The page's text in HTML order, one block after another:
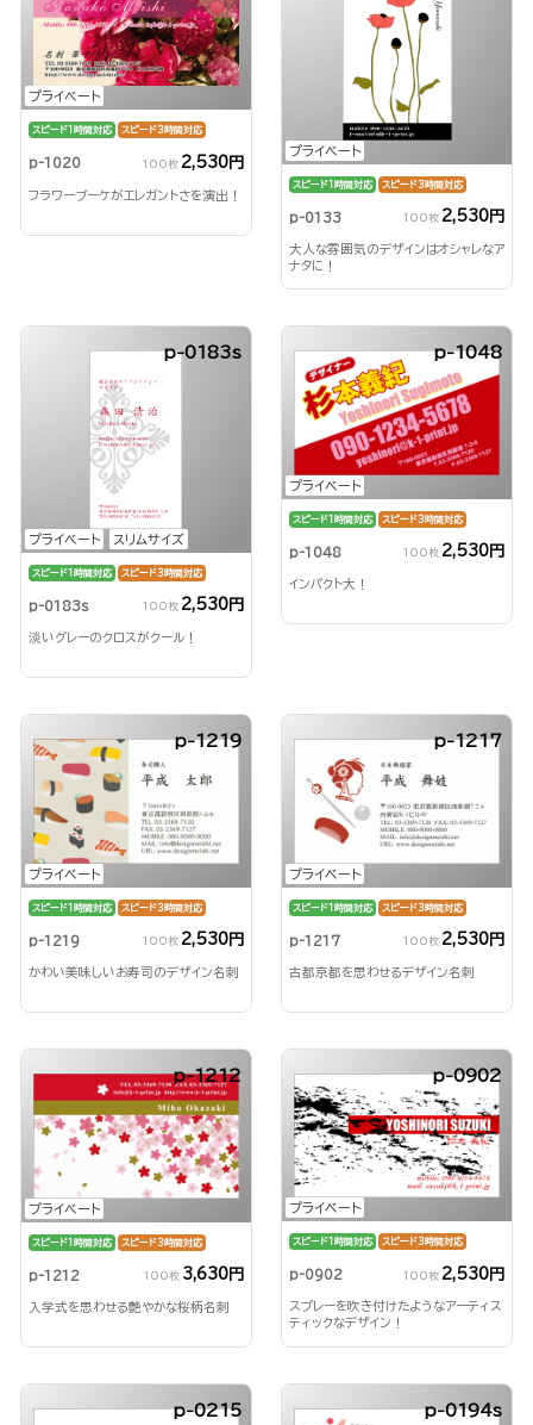
プライベート
スピード1時間対応 スピード3時間対応
p-1020 100枚 2,530円
フラワーブーケがエレガントさを演出！
プライベート
スピード1時間対応 スピード3時間対応
p-0133 100枚 2,530円
大人な雰囲気のデザインはオシャレなア
ナタに！
プライベート スリムサイズ
p-0183s
スピード1時間対応 スピード3時間対応
p-0183s 100枚 2,530円
淡いグレーのクロスがクール！
プライベート
p-1048
スピード1時間対応 スピード3時間対応
p-1048 100枚 2,530円
インパクト大！
プライベート
p-1219
スピード1時間対応 スピード3時間対応
p-1219 100枚 2,530円
かわい美味しいお寿司のデザイン名刺
プライベート
p-1217
スピード1時間対応 スピード3時間対応
p-1217 100枚 2,530円
古都京都を思わせるデザイン名刺
プライベート
p-1212
スピード1時間対応 スピード3時間対応
p-1212 100枚 3,630円
入学式を思わせる艶やかな桜柄名刺
プライベート
p-0902
スピード1時間対応 スピード3時間対応
p-0902 100枚 2,530円
スプレーを吹き付けたようなアーティス
ティックなデザイン！
p-0215 p-0194s